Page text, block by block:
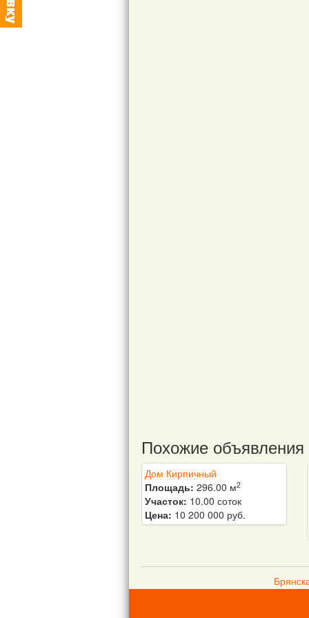
Похожие объявления
Дом Кирпичный
Площадь: 296.00 м2
Участок: 10.00 соток
Цена: 10 200 000 руб.